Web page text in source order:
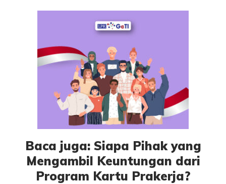
Baca juga: Siapa Pihak yang
Mengambil Keuntungan dari
Program Kartu Prakerja?